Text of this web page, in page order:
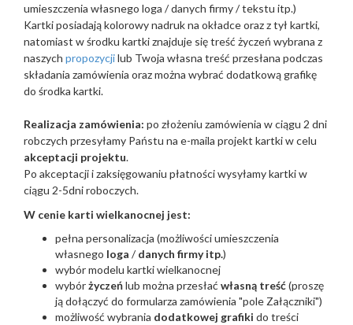
umieszczenia własnego loga / danych firmy / tekstu itp.)
Kartki posiadają kolorowy nadruk na okładce oraz z tył kartki,
natomiast w środku kartki znajduje się treść życzeń wybrana z
naszych propozycjilub Twoja własna treść przesłana podczas
składania zamówienia oraz można wybrać dodatkową grafikę
do środka kartki.
Realizacja zamówienia: po złożeniu zamówienia w ciągu 2 dni
robczych przesyłamy Państu na e-maila projekt kartki w celu
akceptacji projektu.
Po akceptacji i zaksięgowaniu płatności wysyłamy kartki w
ciągu 2-5dni roboczych.
W cenie karti wielkanocnej jest:
pełna personalizacja (możliwości umieszczenia
własnego loga /danych firmy itp.)
wybór modelu kartki wielkanocnej
wybórżyczeńlub można przesłać własną treść(proszę
ją dołączyć do formularza zamówienia "pole Załączniki")
możliwość wybrania dodatkowej grafiki do treści